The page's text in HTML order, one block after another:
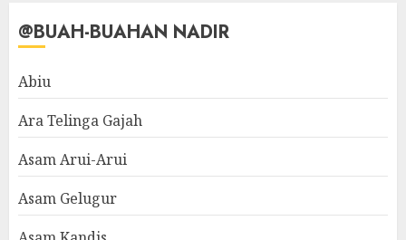
@BUAH-BUAHAN NADIR
Abiu
Ara Telinga Gajah
Asam Arui-Arui
Asam Gelugur